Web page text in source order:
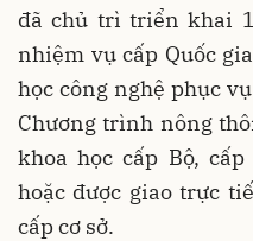
đã chủ trì triển khai
nhiệm vụ cấp Quốc
học công nghệ phục
Chương trình nông
khoa học cấp Bộ,
hoặc được giao trực
cấp cơ sở.